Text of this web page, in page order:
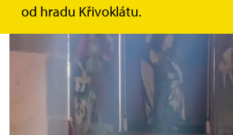
od hradu Křivoklátu.